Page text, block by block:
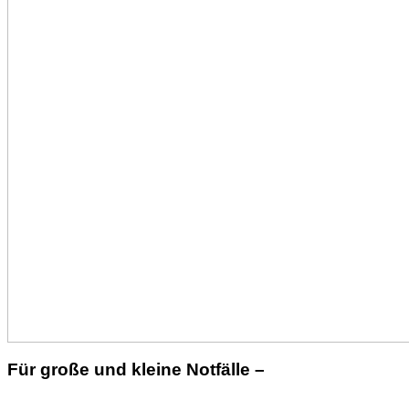
Für große und kleine Notfälle –